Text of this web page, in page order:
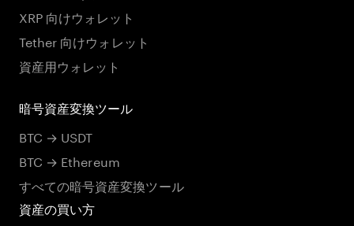
XRP 向けウォレット
Tether 向けウォレット
資産用ウォレット
暗号資産変換ツール
BTC → USDT
BTC → Ethereum
すべての暗号資産変換ツール
資産の買い方